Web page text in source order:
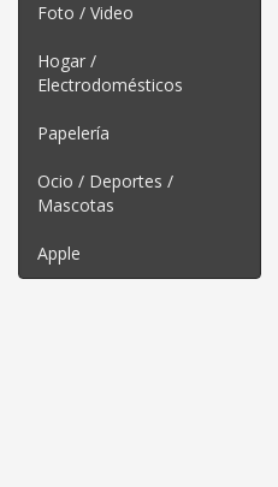
Foto / Video
Hogar /
Electrodomésticos
Papelería
Ocio / Deportes /
Mascotas
Apple